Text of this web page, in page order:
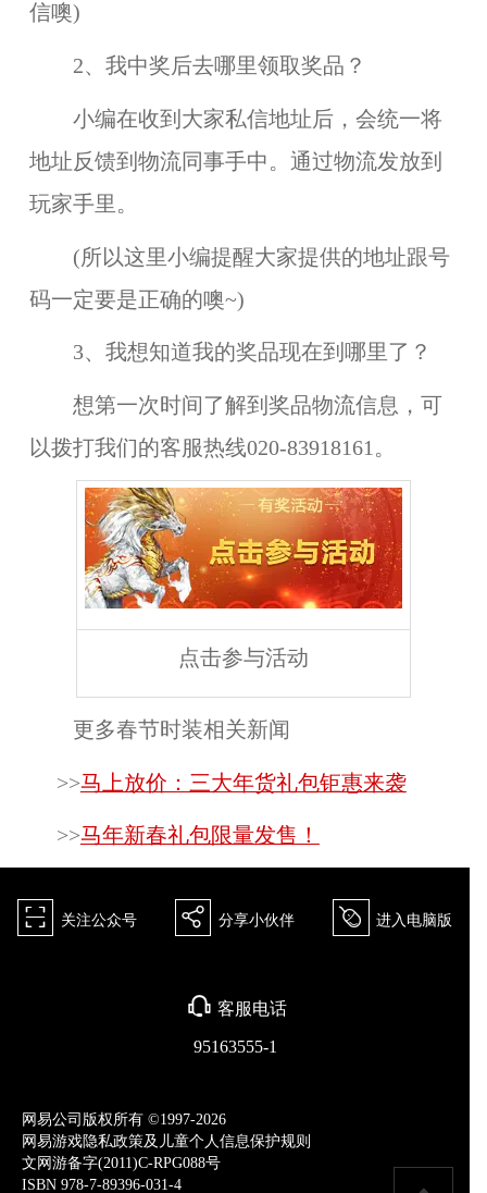
信噢)
2、我中奖后去哪里领取奖品？
小编在收到大家私信地址后，会统一将
地址反馈到物流同事手中。通过物流发放到
玩家手里。
(所以这里小编提醒大家提供的地址跟号
码一定要是正确的噢~)
3、我想知道我的奖品现在到哪里了？
想第一次时间了解到奖品物流信息，可
以拨打我们的客服热线020-83918161。
点击参与活动
更多春节时装相关新闻
>>马上放价：三大年货礼包钜惠来袭
>>马年新春礼包限量发售！
򰀁 关注公众号 򰀂 分享小伙伴 򰀄 进入电脑版
򰀃 客服电话
95163555-1
网易公司版权所有 ©1997-2026
网易游戏隐私政策及儿童个人信息保护规则
文网游备字(2011)C-RPG088号
ISBN 978-7-89396-031-4